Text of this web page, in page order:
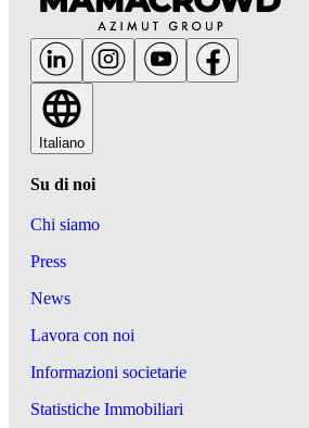
Italiano
Su di noi
Chi siamo
Press
News
Lavora con noi
Informazioni societarie
Statistiche Immobiliari